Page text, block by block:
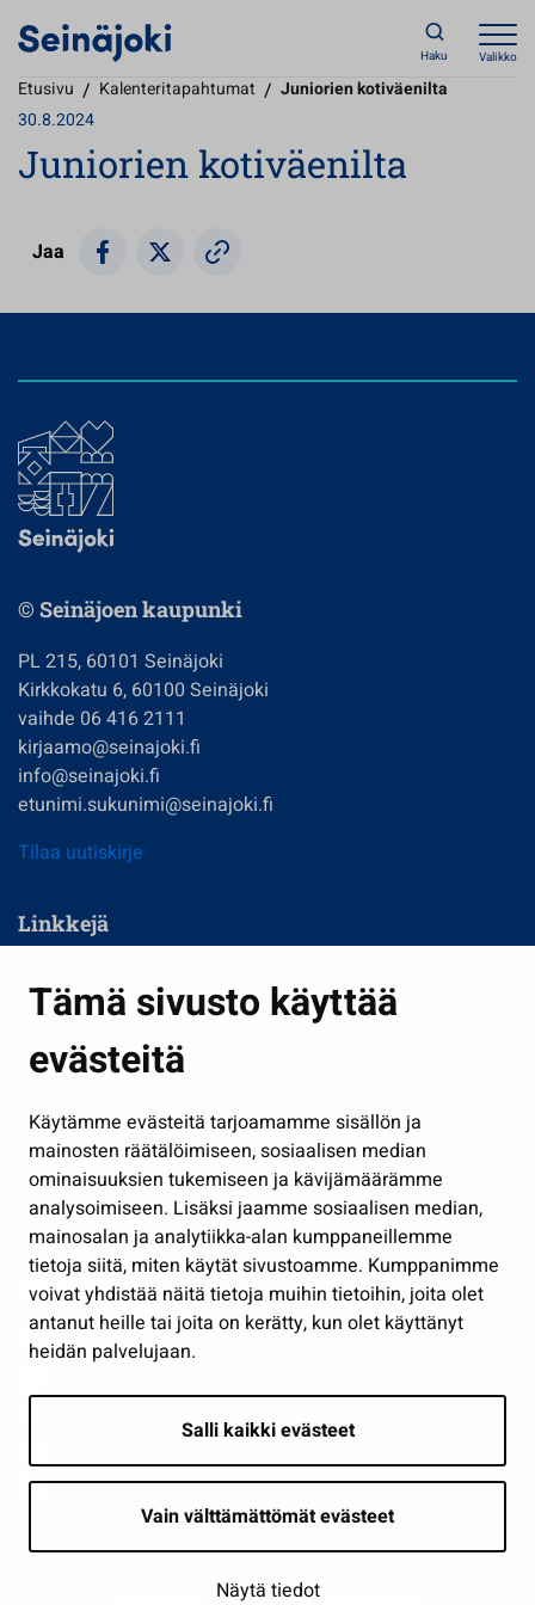
Tämä sivusto käyttää
evästeitä
Käytämme evästeitä tarjoamamme sisällön ja
mainosten räätälöimiseen, sosiaalisen median
ominaisuuksien tukemiseen ja kävijämäärämme
analysoimiseen. Lisäksi jaamme sosiaalisen median,
mainosalan ja analytiikka-alan kumppaneillemme
tietoja siitä, miten käytät sivustoamme. Kumppanimme
voivat yhdistää näitä tietoja muihin tietoihin, joita olet
antanut heille tai joita on kerätty, kun olet käyttänyt
heidän palvelujaan.
Salli kaikki evästeet
Vain välttämättömät evästeet
Näytä tiedot
Haku Valikko
Etusivu / Kalenteritapahtumat / Juniorien kotiväenilta
30.8.2024
Juniorien kotiväenilta
Jaa
© Seinäjoen kaupunki
PL 215, 60101 Seinäjoki
Kirkkokatu 6, 60100 Seinäjoki
vaihde 06 416 2111
kirjaamo@seinajoki.fi
info@seinajoki.fi
etunimi.sukunimi@seinajoki.fi
Tilaa uutiskirje
Linkkejä
Kasvatus ja opetus
Kulttuuri ja liikunta
Työ ja yrittäminen
Osallistu ja asioi
Näytä omat evästeasetukseni
Seuraa meitä